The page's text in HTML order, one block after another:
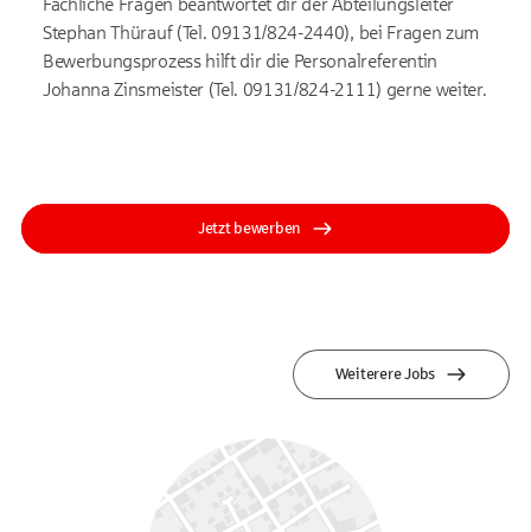
Stephan Thürauf (Tel. 09131/824-2440), bei Fragen zum
Bewerbungsprozess hilft dir die Personalreferentin
Johanna Zinsmeister (Tel. 09131/824-2111) gerne weiter.
Jetzt bewerben
Weiterere Jobs